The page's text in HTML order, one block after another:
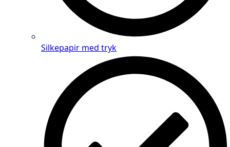
Silkepapir med tryk